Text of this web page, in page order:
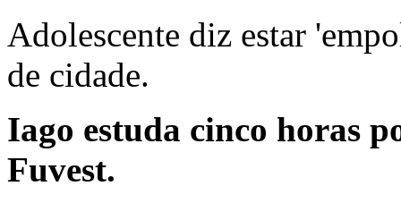
Adolescente diz estar
de cidade.
Iago estuda cinco horas
Fuvest.